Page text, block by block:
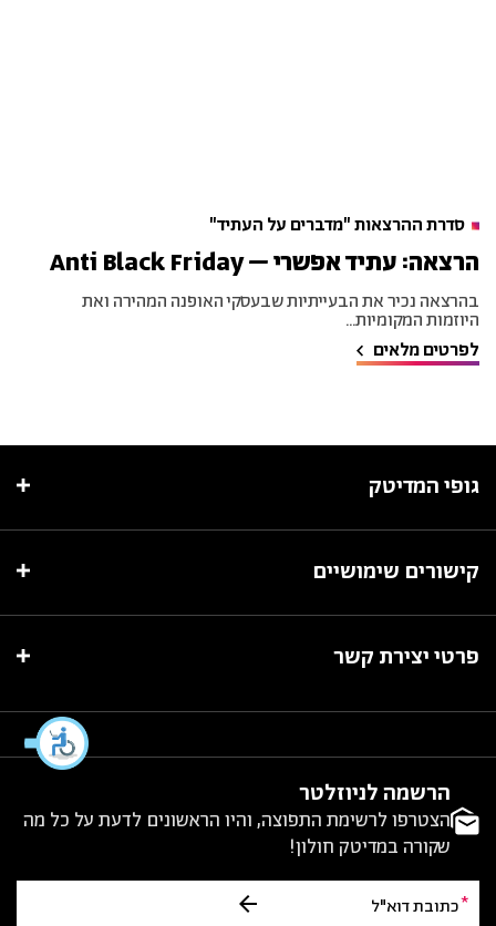
סדרת ההרצאות "מדברים על העתיד"
הרצאה: עתיד אפשרי – Anti Black Friday
בהרצאה נכיר את הבעייתיות שבעסקי האופנה המהירה ואת
היוזמות המקומיות...
לפרטים מלאים
גופי המדיטק
קישורים שימושיים
פרטי יצירת קשר
הרשמה לניוזלטר
הצטרפו לרשימת התפוצה, והיו הראשונים לדעת על כל מה
שקורה במדיטק חולון!